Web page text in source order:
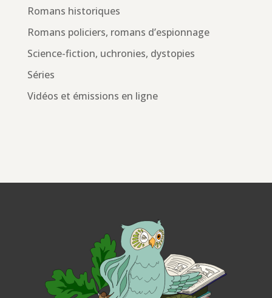
Romans historiques
Romans policiers, romans d’espionnage
Science-fiction, uchronies, dystopies
Séries
Vidéos et émissions en ligne